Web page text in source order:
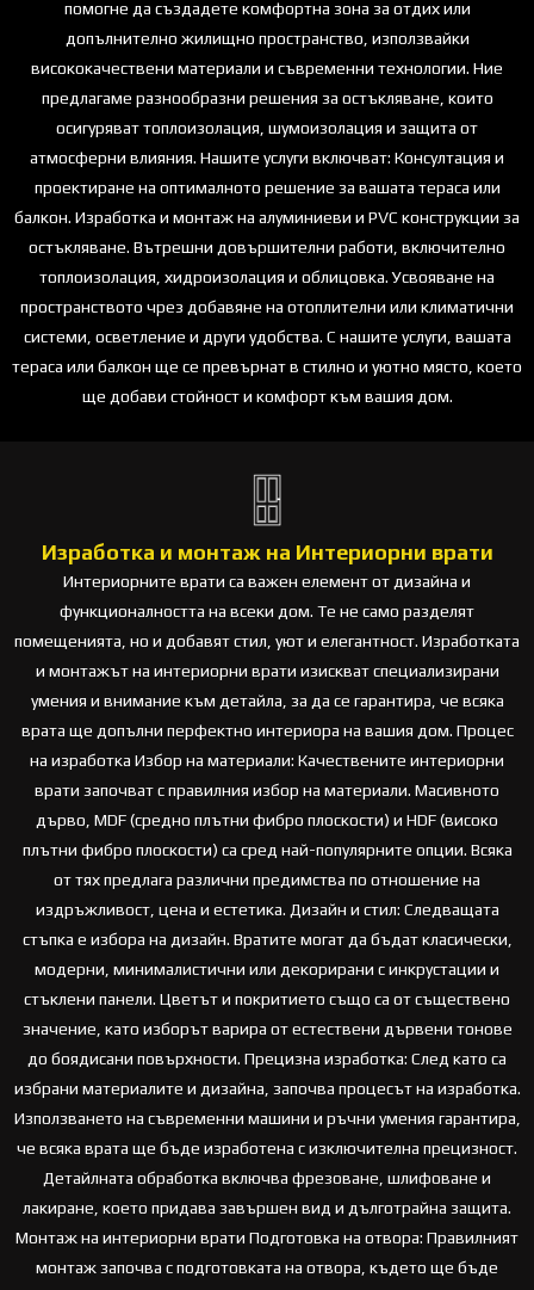
помогне да създадете комфортна зона за отдих или
допълнително жилищно пространство, използвайки
висококачествени материали и съвременни технологии. Ние
предлагаме разнообразни решения за остъкляване, които
осигуряват топлоизолация, шумоизолация и защита от
атмосферни влияния. Нашите услуги включват: Консултация и
проектиране на оптималното решение за вашата тераса или
балкон. Изработка и монтаж на алуминиеви и PVC конструкции за
остъкляване. Вътрешни довършителни работи, включително
топлоизолация, хидроизолация и облицовка. Усвояване на
пространството чрез добавяне на отоплителни или климатични
системи, осветление и други удобства. С нашите услуги, вашата
тераса или балкон ще се превърнат в стилно и уютно място, което
ще добави стойност и комфорт към вашия дом.
Изработка и монтаж на Интериорни врати
Интериорните врати са важен елемент от дизайна и
функционалността на всеки дом. Те не само разделят
помещенията, но и добавят стил, уют и елегантност. Изработката
и монтажът на интериорни врати изискват специализирани
умения и внимание към детайла, за да се гарантира, че всяка
врата ще допълни перфектно интериора на вашия дом. Процес
на изработка Избор на материали: Качествените интериорни
врати започват с правилния избор на материали. Масивното
дърво, MDF (средно плътни фибро плоскости) и HDF (високо
плътни фибро плоскости) са сред най-популярните опции. Всяка
от тях предлага различни предимства по отношение на
издръжливост, цена и естетика. Дизайн и стил: Следващата
стъпка е избора на дизайн. Вратите могат да бъдат класически,
модерни, минималистични или декорирани с инкрустации и
стъклени панели. Цветът и покритието също са от съществено
значение, като изборът варира от естествени дървени тонове
до боядисани повърхности. Прецизна изработка: След като са
избрани материалите и дизайна, започва процесът на изработка.
Използването на съвременни машини и ръчни умения гарантира,
че всяка врата ще бъде изработена с изключителна прецизност.
Детайлната обработка включва фрезоване, шлифоване и
лакиране, което придава завършен вид и дълготрайна защита.
Монтаж на интериорни врати Подготовка на отвора: Правилният
монтаж започва с подготовката на отвора, където ще бъде